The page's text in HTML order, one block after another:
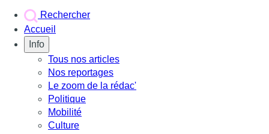
Rechercher
Accueil
Info
Tous nos articles
Nos reportages
Le zoom de la rédac'
Politique
Mobilité
Culture